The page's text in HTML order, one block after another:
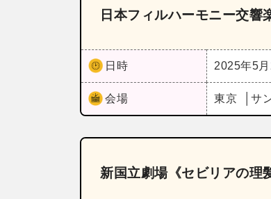
日本フィルハーモニー交響
日時 2025年5月
会場 東京 サ
新国立劇場《セビリアの理